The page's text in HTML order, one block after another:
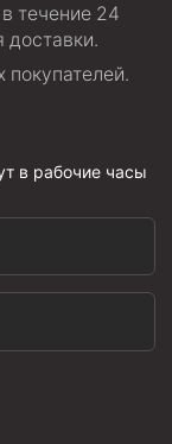
течение 24
доставки.
покупателей.
в рабочие часы